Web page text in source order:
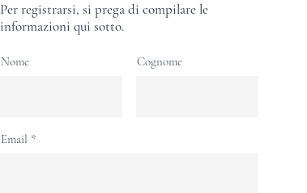
Per registrarsi, si prega di compilare le
informazioni qui sotto.
Nome Cognome
Email